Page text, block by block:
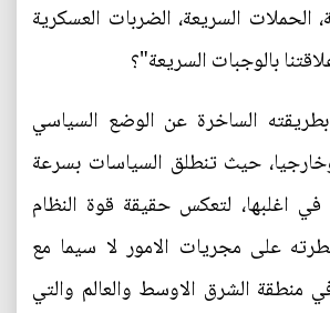
الحملات السريعة، الضربات العسكرية
بالوجبات السريعة"؟
الساخرة عن الوضع السياسي
حيث تنطلق السياسات بسرعة
في اغلبها، لتعكس حقيقة قوة النظام
على مجريات الامور لا سيما مع
منطقة الشرق الاوسط والعالم والتي